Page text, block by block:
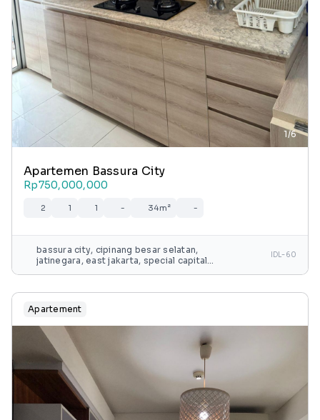
1/6
Apartemen Bassura City
Rp750,000,000
2 1 1 - 34m² -
bassura city, cipinang besar selatan,
jatinegara, east jakarta, special capital
IDL-60
Apartement